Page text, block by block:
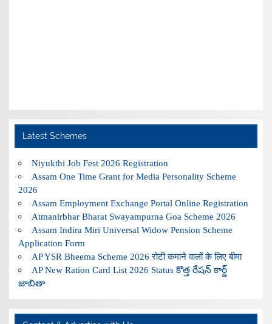
Latest Schemes
Niyukthi Job Fest 2026 Registration
Assam One Time Grant for Media Personality Scheme
2026
Assam Employment Exchange Portal Online Registration
Atmanirbhar Bharat Swayampurna Goa Scheme 2026
Assam Indira Miri Universal Widow Pension Scheme
Application Form
AP YSR Bheema Scheme 2026 रोटी कमाने वालों के लिए बीमा
AP New Ration Card List 2026 Status కొత్త రేషన్ కార్డ్
జాబితా